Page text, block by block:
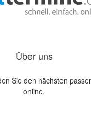
Über uns
Sie den nächsten
online.